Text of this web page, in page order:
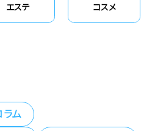
エステ コスメ
ム